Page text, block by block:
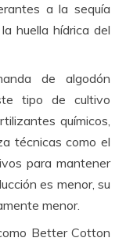
a la sequía
huella hídrica del
de algodón
tipo de cultivo
químicos,
técnicas como el
para mantener
es menor, su
menor.
Better Cotton